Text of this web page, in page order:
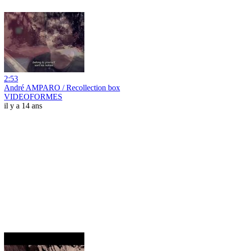
2:53
André AMPARO / Recollection box
VIDEOFORMES
il y a 14 ans